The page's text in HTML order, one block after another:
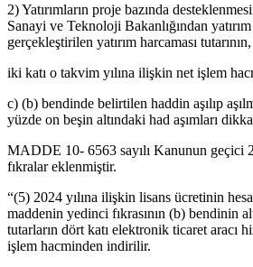
2) Yatırımların proje bazında
Sanayi ve Teknoloji Bakanlığından
gerçekleştirilen yatırım harcaması tutarının,
iki katı o takvim yılına ilişkin net işlem
c) (b) bendinde belirtilen haddin aşılıp
yüzde on beşin altındaki had aşımları
MADDE 10- 6563 sayılı Kanunun geçici
fıkralar eklenmiştir.
“(5) 2024 yılına ilişkin lisans ücretinin
maddenin yedinci fıkrasının (b) bendinin
tutarların dört katı elektronik ticaret aracı
işlem hacminden indirilir.